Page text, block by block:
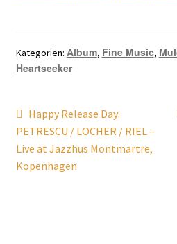
Kategorien: Album, Fine Music,
Heartseeker
Vorheriger
Beitrag:
Happy Release Day:
PETRESCU / LOCHER / RIEL –
Live at Jazzhus Montmartre,
Kopenhagen